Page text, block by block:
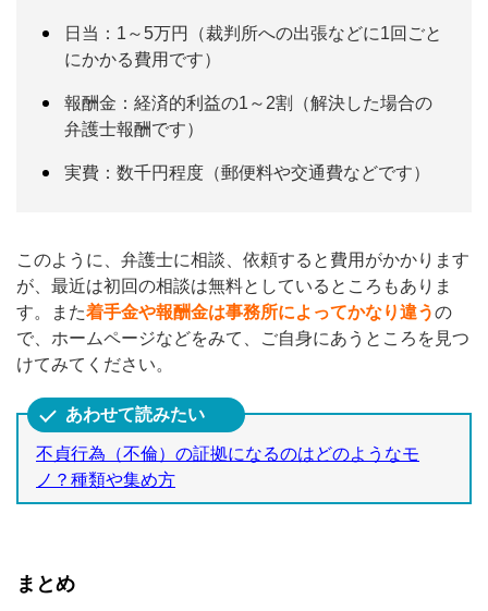
日当：1～5万円（裁判所への出張などに1回ごと
にかかる費用です）
報酬金：経済的利益の1～2割（解決した場合の
弁護士報酬です）
実費：数千円程度（郵便料や交通費などです）
このように、弁護士に相談、依頼すると費用がかかります
が、最近は初回の相談は無料としているところもありま
す。また着手金や報酬金は事務所によってかなり違うの
で、ホームページなどをみて、ご自身にあうところを見つ
けてみてください。
不貞行為（不倫）の証拠になるのはどのようなモ
ノ？種類や集め方
まとめ